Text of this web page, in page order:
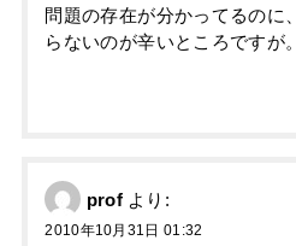
問題の存在が分かってるのに
らないのが辛いところですが。
prof より:
2010年10月31日 01:32